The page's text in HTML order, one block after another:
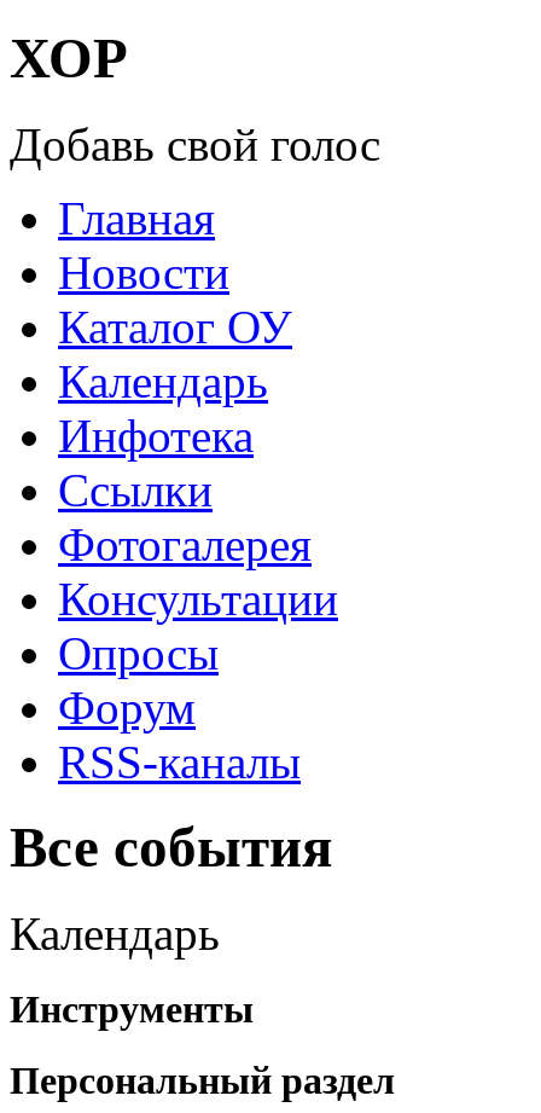
ХОР
Добавь свой голос
Главная
Новости
Каталог ОУ
Календарь
Инфотека
Ссылки
Фотогалерея
Консультации
Опросы
Форум
RSS-каналы
Все события
Календарь
Инструменты
Персональный раздел